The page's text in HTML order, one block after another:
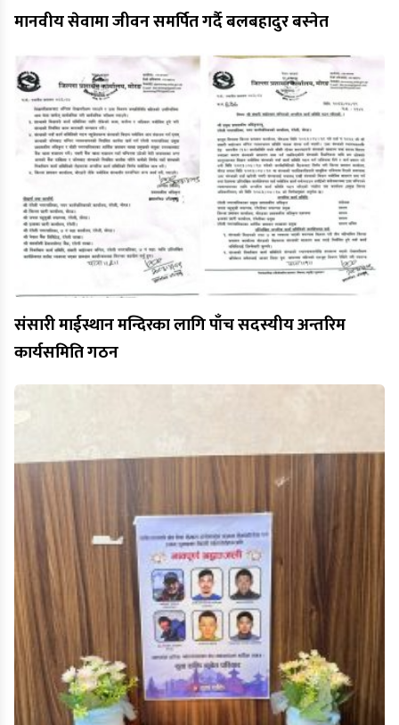
मानवीय सेवामा जीवन समर्पित गर्दै बलबहादुर बस्नेत
संसारी माईस्थान मन्दिरका लागि पाँच सदस्यीय अन्तरिम
कार्यसमिति गठन